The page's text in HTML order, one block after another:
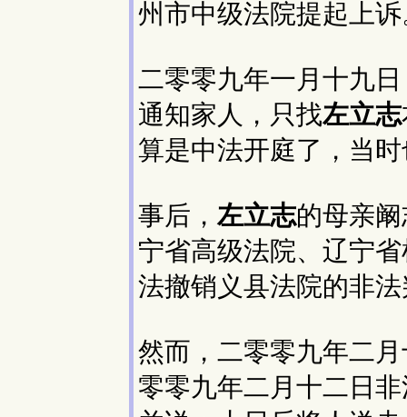
州市中级法院提起上
二零零九年一月十九
通知家人，只找左立志
算是中法开庭了，当
事后， 左立志的母亲
宁省高级法院、辽宁
法撤销义县法院的非
然而，二零零九年二
零零九年二月十二日